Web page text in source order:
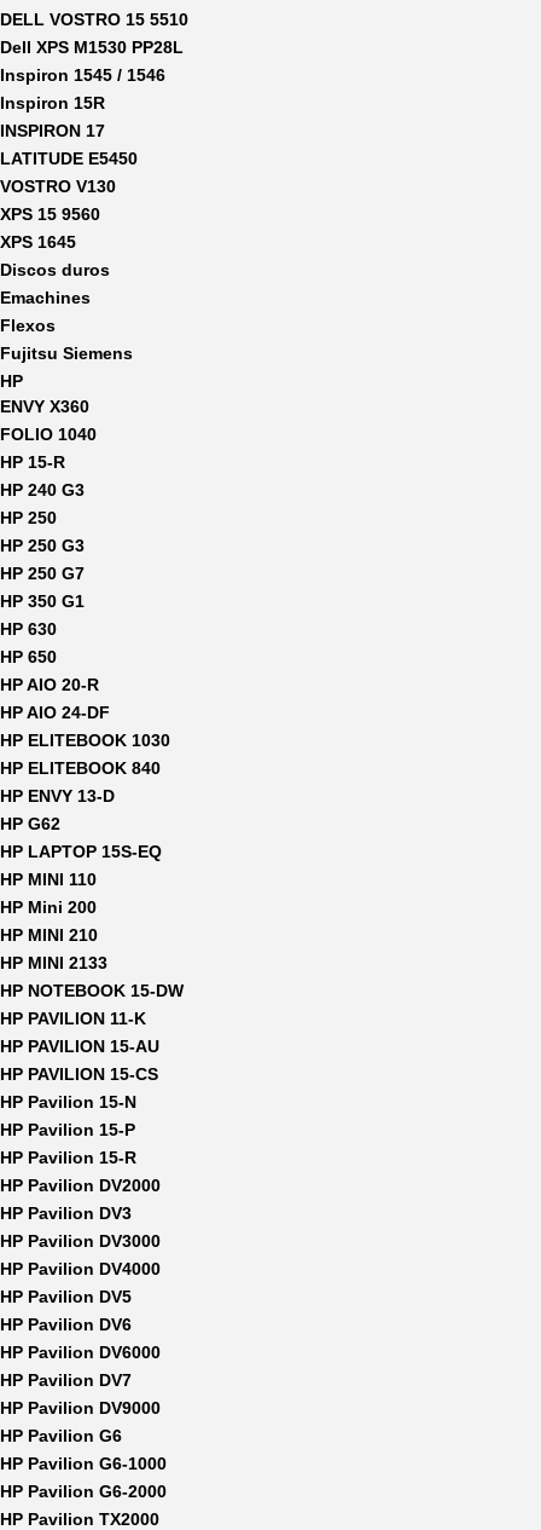
DELL VOSTRO 15 5510
Dell XPS M1530 PP28L
Inspiron 1545 / 1546
Inspiron 15R
INSPIRON 17
LATITUDE E5450
VOSTRO V130
XPS 15 9560
XPS 1645
Discos duros
Emachines
Flexos
Fujitsu Siemens
HP
ENVY X360
FOLIO 1040
HP 15-R
HP 240 G3
HP 250
HP 250 G3
HP 250 G7
HP 350 G1
HP 630
HP 650
HP AIO 20-R
HP AIO 24-DF
HP ELITEBOOK 1030
HP ELITEBOOK 840
HP ENVY 13-D
HP G62
HP LAPTOP 15S-EQ
HP MINI 110
HP Mini 200
HP MINI 210
HP MINI 2133
HP NOTEBOOK 15-DW
HP PAVILION 11-K
HP PAVILION 15-AU
HP PAVILION 15-CS
HP Pavilion 15-N
HP Pavilion 15-P
HP Pavilion 15-R
HP Pavilion DV2000
HP Pavilion DV3
HP Pavilion DV3000
HP Pavilion DV4000
HP Pavilion DV5
HP Pavilion DV6
HP Pavilion DV6000
HP Pavilion DV7
HP Pavilion DV9000
HP Pavilion G6
HP Pavilion G6-1000
HP Pavilion G6-2000
HP Pavilion TX2000